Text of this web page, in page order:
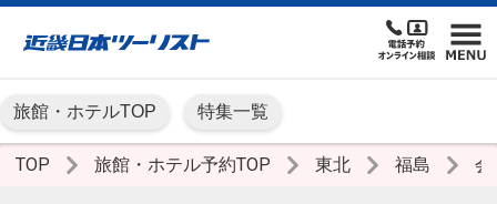
旅館・ホテルTOP 特集一覧
TOP 旅館・ホテル予約TOP 東北 福島 会